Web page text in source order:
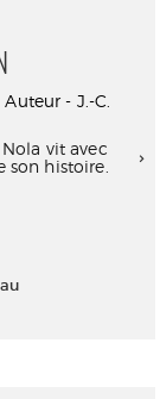
- J.-C.
vit avec
son histoire.